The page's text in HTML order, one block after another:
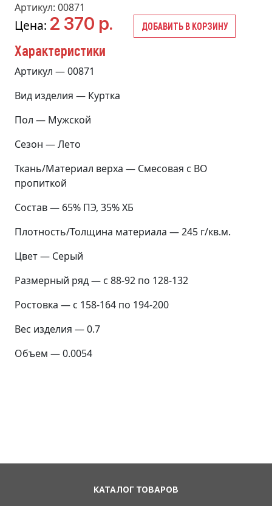
Артикул: 00871
Цена: 2 370 р. ДОБАВИТЬ В КОРЗИНУ
Характеристики
Артикул — 00871
Вид изделия — Куртка
Пол — Мужской
Сезон — Лето
Ткань/Материал верха — Смесовая с ВО
пропиткой
Состав — 65% ПЭ, 35% ХБ
Плотность/Толщина материала — 245 г/кв.м.
Цвет — Серый
Размерный ряд — с 88-92 по 128-132
Ростовка — с 158-164 по 194-200
Вес изделия — 0.7
Объем — 0.0054
КАТАЛОГ ТОВАРОВ